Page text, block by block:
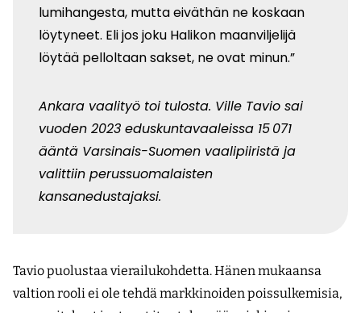
lumihangesta, mutta eiväthän ne koskaan
löytyneet. Eli jos joku Halikon maanviljelijä
löytää pelloltaan sakset, ne ovat minun.”
Ankara vaalityö toi tulosta. Ville Tavio sai
vuoden 2023 eduskuntavaaleissa 15 071
ääntä Varsinais-Suomen vaalipiiristä ja
valittiin perussuomalaisten
kansanedustajaksi.
Tavio puolustaa vierailukohdetta. Hänen mukaansa
valtion rooli ei ole tehdä markkinoiden poissulkemisia,